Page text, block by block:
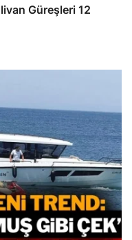
Güreşleri 12